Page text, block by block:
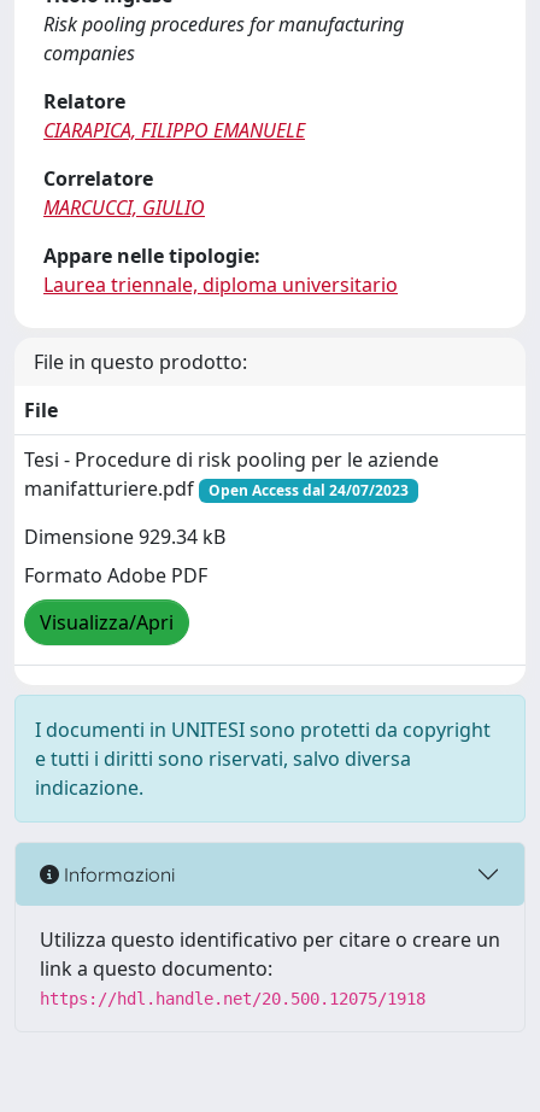
Risk pooling procedures for manufacturing
companies
Relatore
CIARAPICA, FILIPPO EMANUELE
Correlatore
MARCUCCI, GIULIO
Appare nelle tipologie:
Laurea triennale, diploma universitario
File in questo prodotto:
File
Tesi - Procedure di risk pooling per le aziende
manifatturiere.pdf
Open Access dal 24/07/2023
Dimensione 929.34 kB
Formato Adobe PDF
Visualizza/Apri
I documenti in UNITESI sono protetti da copyright
e tutti i diritti sono riservati, salvo diversa
indicazione.
Informazioni
Utilizza questo identificativo per citare o creare un
link a questo documento:
https://hdl.handle.net/20.500.12075/1918